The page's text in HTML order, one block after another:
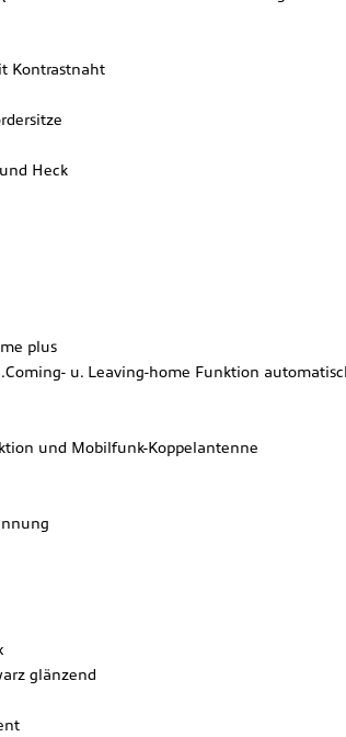
Kontrastnaht
Heck
plus
u. Leaving-home Funktion
und Mobilfunk-Koppelantenne
glänzend